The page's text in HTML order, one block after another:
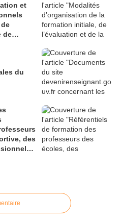
et
de
du
des